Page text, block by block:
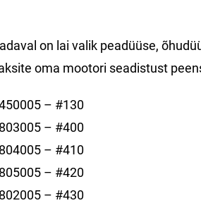
on lai valik peadüüse,
oma mootori seadistust
– #130
– #400
– #410
– #420
– #430